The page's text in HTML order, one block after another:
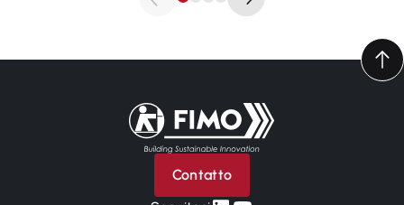
Torna alla pagina iniziale
Contatto